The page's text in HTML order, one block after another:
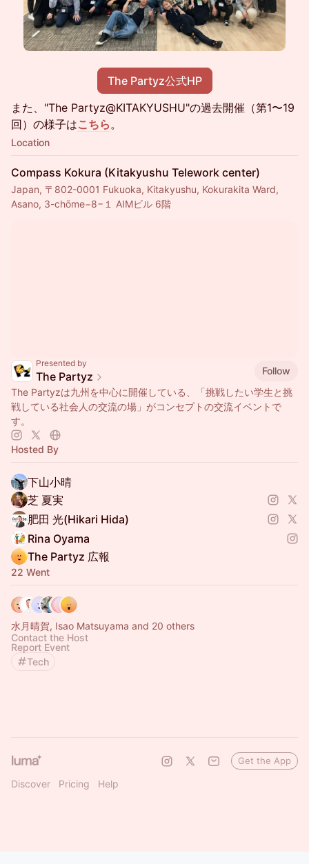
The Partyz公式HP
また、"The Partyz@KITAKYUSHU"の過去開催（第1〜19
回）の様子はこちら 。
Location
Compass Kokura (Kitakyushu Telework center)
Japan, 〒802-0001 Fukuoka, Kitakyushu, Kokurakita Ward,
Asano, 3-chōme−8−１ AIMビル 6階
Presented by
The Partyz
Follow
The Partyzは九州を中心に開催している、「挑戦したい学生と挑
戦している社会人の交流の場」がコンセプトの交流イベントで
す。
Hosted By
下山小晴
芝 夏実
肥田 光(Hikari Hida)
Rina Oyama
The Partyz 広報
22 Went
水月晴賀, Isao Matsuyama and 20 others
Contact the Host
Report Event
Tech
Discover Pricing Help
Get the App